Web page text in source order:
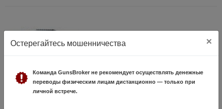
KRAL Tundra AE 12/76 L=510 орех 5 д/н планка
Остерегайтесь мошенничества ×
Команда GunsBroker не рекомендует осуществлять денежные
переводы физическим лицам дистанционно — только при
личной встрече.